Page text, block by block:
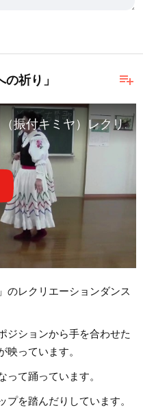
playlist_add
祈り」
振付キミヤ）レクリエ
のレクリエーションダンス
ジションから手を合わせた
映っています。
って踊っています。
を踏んだりしています。